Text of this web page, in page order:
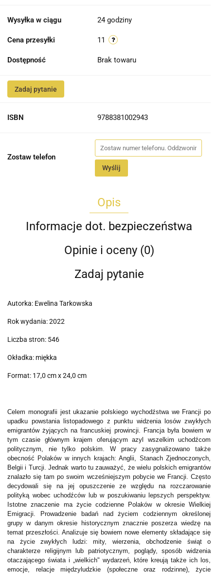
Wysyłka w ciągu 24 godziny
Cena przesyłki 11
Dostępność Brak towaru
Zadaj pytanie
ISBN 9788381002943
Zostaw telefon
Wyślij
Opis
Informacje dot. bezpieczeństwa
Opinie i oceny (0)
Zadaj pytanie
Autorka: Ewelina Tarkowska
Rok wydania: 2022
Liczba stron: 546
Okładka: miękka
Format: 17,0 cm x 24,0 cm
Celem monografii jest ukazanie polskiego wychodźstwa we Francji po
upadku powstania listopadowego z punktu widzenia losów zwykłych
emigrantów żyjących na francuskiej prowincji. Francja była bowiem w
tym czasie głównym krajem oferującym azyl wszelkim uchodźcom
politycznym, nie tylko polskim. W pracy zasygnalizowano także
obecność Polaków w innych krajach: Anglii, Stanach Zjednoczonych,
Belgii i Turcji. Jednak warto tu zauważyć, że wielu polskich emigrantów
znalazło się tam po swoim wcześniejszym pobycie we Francji. Często
decydowali się na jej opuszczenie ze względu na rozczarowanie
polityką wobec uchodźców lub w poszukiwaniu lepszych perspektyw.
Istotne znaczenie ma życie codzienne Polaków w okresie Wielkiej
Emigracji. Prowadzenie badań nad życiem codziennym określonej
grupy w danym okresie historycznym znacznie poszerza wiedzę na
temat przeszłości. Analizuje się bowiem nowe elementy składające się
na życie zwykłych ludzi: mity, wierzenia, obchodzenie świąt o
charakterze religijnym lub patriotycznym, poglądy, sposób widzenia
otaczającego świata i „wielkich" wydarzeń, które kreują także ich los,
emocje, relacje międzyludzkie (społeczne oraz rodzinne), życie